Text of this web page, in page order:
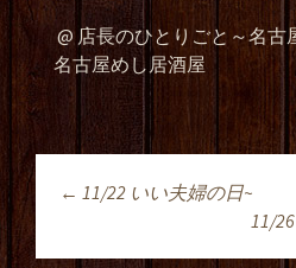
@ 店長のひとりごと～名古
名古屋めし居酒屋
投稿ナ
← 11/22 いい夫婦の日~
11/